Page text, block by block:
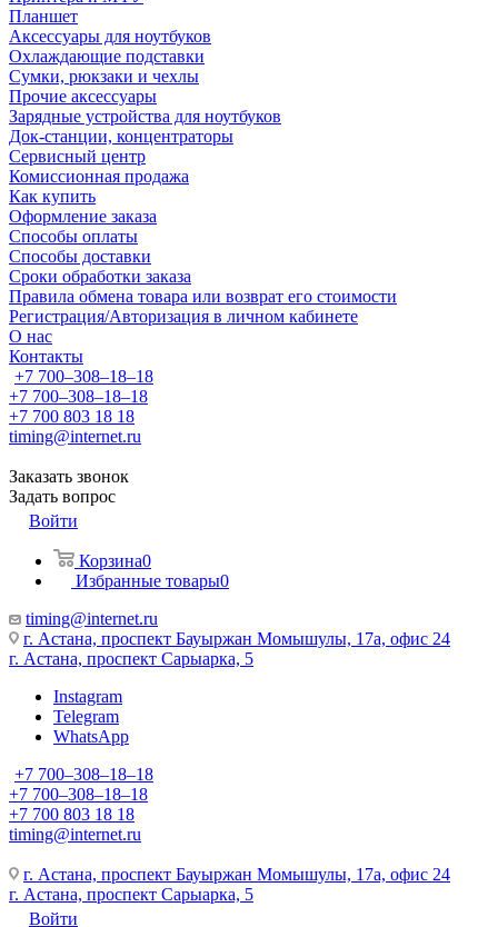
Планшет
Аксессуары для ноутбуков
Охлаждающие подставки
Сумки, рюкзаки и чехлы
Прочие аксессуары
Зарядные устройства для ноутбуков
Док-станции, концентраторы
Сервисный центр
Комиссионная продажа
Как купить
Оформление заказа
Способы оплаты
Способы доставки
Сроки обработки заказа
Правила обмена товара или возврат его стоимости
Регистрация/Авторизация в личном кабинете
О нас
Контакты
+7 700‒308‒18‒18
+7 700‒308‒18‒18
+7 700 803 18 18
timing@internet.ru
Заказать звонок
Задать вопрос
Войти
Корзина0
Избранные товары0
timing@internet.ru
г. Астана, проспект Бауыржан Момышулы, 17а, офис 24
г. Астана, проспект Сарыарка, 5
Instagram
Telegram
WhatsApp
+7 700‒308‒18‒18
+7 700‒308‒18‒18
+7 700 803 18 18
timing@internet.ru
г. Астана, проспект Бауыржан Момышулы, 17а, офис 24
г. Астана, проспект Сарыарка, 5
Войти